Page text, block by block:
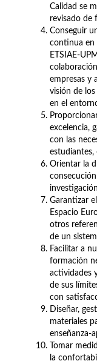
Calidad se
revisado de
Conseguir
continua en
ETSIAE-
empresas y
visión de
en el
excelencia,
con las
estudiantes,
Orientar la
Garantizar
Espacio
otros
de un
Facilitar a
formación
actividades
de sus
con
Diseñar,
materiales
enseñanza-
Tomar
la